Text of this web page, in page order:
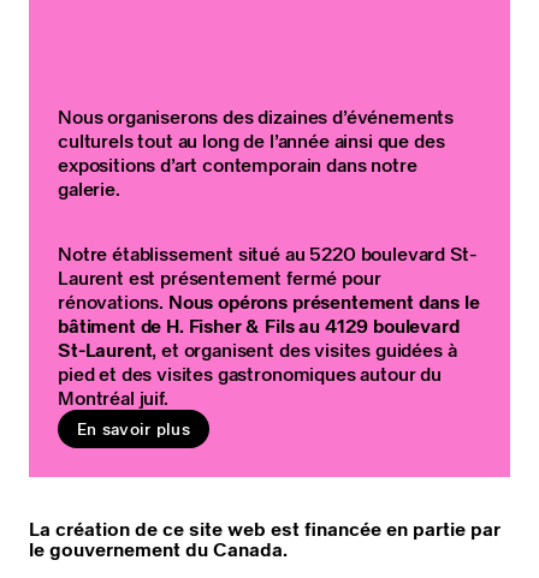
Nous organiserons des dizaines d’événements
culturels tout au long de l’année ainsi que des
expositions d’art contemporain dans notre
galerie.
Notre établissement situé au 5220 boulevard St-
Laurent est présentement fermé pour
rénovations. Nous opérons présentement dans le
bâtiment de H. Fisher & Fils au 4129 boulevard
St-Laurent, et organisent des visites guidées à
pied et des visites gastronomiques autour du
Montréal juif.
En savoir plus
La création de ce site web est financée en partie par
le gouvernement du Canada.